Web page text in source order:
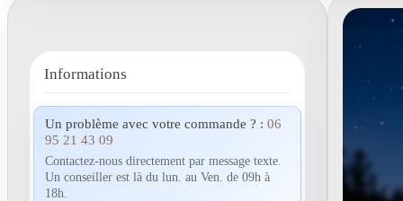
Informations
Un problème avec votre commande ? : 06
95 21 43 09
Contactez-nous directement par message texte.
Un conseiller est là du lun. au Ven. de 09h à
18h.